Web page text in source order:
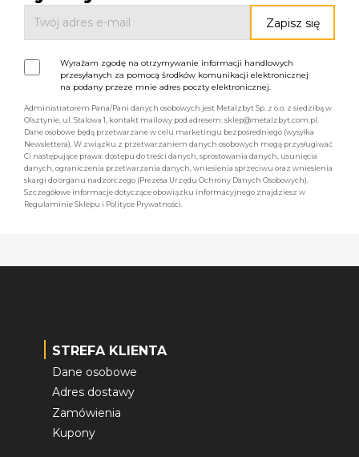
Wyrażam zgodę na otrzymywanie informacji handlowych
przesyłanych za pomocą środków komunikacji elektronicznej
na podany przeze mnie adres poczty elektronicznej.
Administratorem Pana/Pani danych osobowych jest Metalzbyt Sp. z o.o. z siedzibą w
Olsztynie, ul. Stalowa 1, kontakt mailowy pod adresem: sklep@metalzbyt.com.pl.
Dane osobowe będą przetwarzane w celu marketingu bezpośredniego (wysyłka
Newslettera). W związku z przetwarzaniem danych osobowych mogą przysługiwać
Ci następujące prawa: dostępu do treści danych, sprostowania danych, usunięcia
danych, ograniczenia przetwarzania danych, wniesienia sprzeciwu oraz wniesienia
skargi do organu nadzorczego (Prezesa Urzędu Ochrony Danych Osobowych).
Szczegółowe informacje dotyczące obowiązku informacyjnego znajdziesz w
Regulaminie Sklepu i Polityce Prywatności.
STREFA KLIENTA
Dane osobowe
Adres dostawy
Zamówienia
Kupony